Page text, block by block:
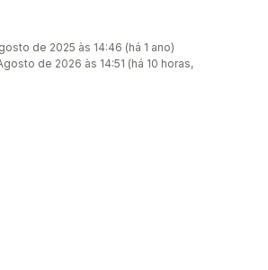
de 2025 às 14:46 (há 1 ano)
de 2026 às 14:51 (há 10 horas,